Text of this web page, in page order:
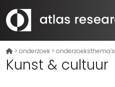
> onderzoek > onderzoeksthema’s
Kunst & cultuur